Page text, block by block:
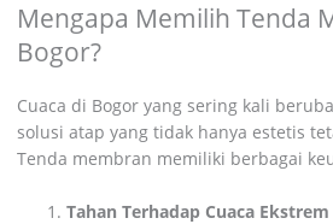
Mengapa Memilih Tenda
Bogor?
Cuaca di Bogor yang sering kali
solusi atap yang tidak hanya estetis
Tenda membran memiliki berbagai
Tahan Terhadap Cuaca Ekstrem